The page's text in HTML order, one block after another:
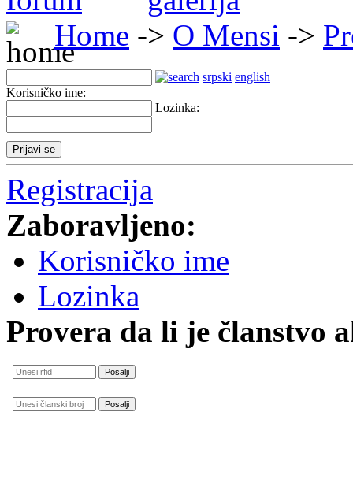
Home -> O Mensi ->
srpski english
Korisničko ime:
Lozinka:
Registracija
Zaboravljeno:
Korisničko ime
Lozinka
Provera da li je članstvo